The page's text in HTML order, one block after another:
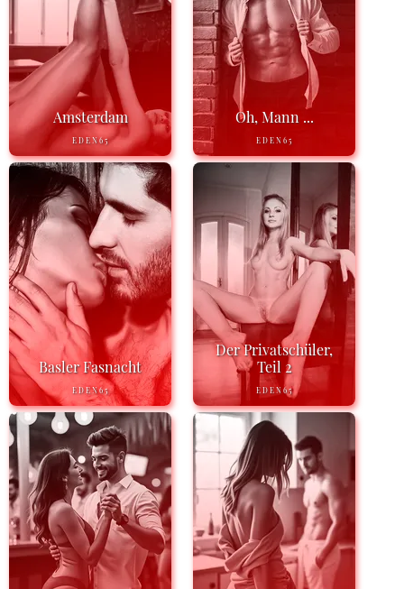
Amsterdam
EDEN65
Oh, Mann ...
EDEN65
Basler Fasnacht
EDEN65
Der Privatschüler,
Teil 2
EDEN65